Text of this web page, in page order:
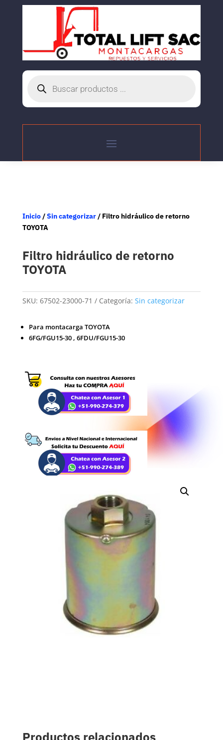
productos
Inicio/Sin categorizar/ Filtro hidráulico de retorno
TOYOTA
Filtro hidráulico de retorno
TOYOTA
SKU: 67502-23000-71 Categoría: Sin categorizar
Para montacarga TOYOTA
6FG/FGU15-30 , 6FDU/FGU15-30